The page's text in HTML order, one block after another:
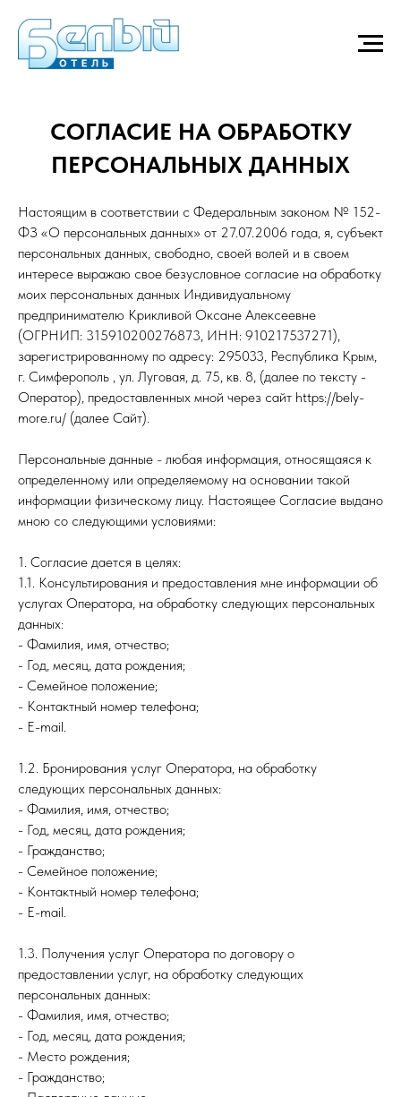
СОГЛАСИЕ НА ОБРАБОТКУ
ПЕРСОНАЛЬНЫХ ДАННЫХ
Настоящим в соответствии с Федеральным законом № 152-
ФЗ «О персональных данных» от 27.07.2006 года, я, субъект
персональных данных, свободно, своей волей и в своем
интересе выражаю свое безусловное согласие на обработку
моих персональных данных Индивидуальному
предпринимателю Крикливой Оксане Алексеевне
(ОГРНИП: 315910200276873, ИНН: 910217537271),
зарегистрированному по адресу: 295033, Республика Крым,
г. Симферополь , ул. Луговая, д. 75, кв. 8, (далее по тексту -
Оператор), предоставленных мной через сайт https://bely-
more.ru/ (далее Сайт).
Персональные данные - любая информация, относящаяся к
определенному или определяемому на основании такой
информации физическому лицу. Настоящее Согласие выдано
мною со следующими условиями:
1. Согласие дается в целях:
1.1. Консультирования и предоставления мне информации об
услугах Оператора, на обработку следующих персональных
данных:
- Фамилия, имя, отчество;
- Год, месяц, дата рождения;
- Семейное положение;
- Контактный номер телефона;
- E-mail.
1.2. Бронирования услуг Оператора, на обработку
следующих персональных данных:
- Фамилия, имя, отчество;
- Год, месяц, дата рождения;
- Гражданство;
- Семейное положение;
- Контактный номер телефона;
- E-mail.
1.3. Получения услуг Оператора по договору о
предоставлении услуг, на обработку следующих
персональных данных:
- Фамилия, имя, отчество;
- Год, месяц, дата рождения;
- Место рождения;
- Гражданство;